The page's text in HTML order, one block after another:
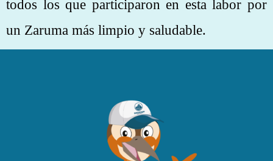
todos los que participaron en esta labor por
un Zaruma más limpio y saludable.